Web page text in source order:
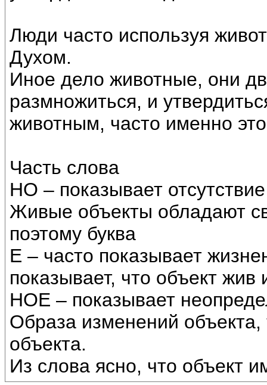
Люди часто используя
Духом.
Иное дело животные, они
размножиться, и
животным, часто именно
Часть слова
НО – показывает
Живые объекты обладают
поэтому буква
Е – часто показывает
показывает, что объект
НОЕ – показывает
Образа изменений объекта,
объекта.
Из слова ясно, что объект